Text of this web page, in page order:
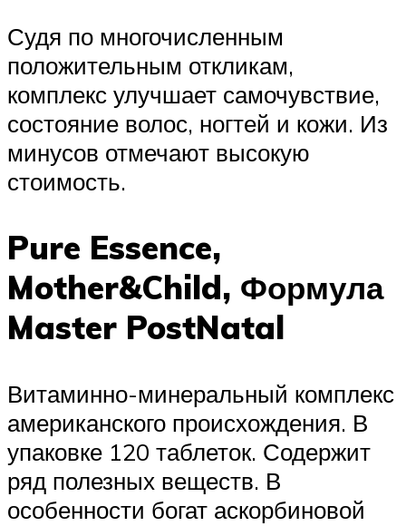
Судя по многочисленным
положительным откликам,
комплекс улучшает самочувствие,
состояние волос, ногтей и кожи. Из
минусов отмечают высокую
стоимость.
Pure Essence,
Mother&Child, Формула
Master PostNatal
Витаминно-минеральный комплекс
американского происхождения. В
упаковке 120 таблеток. Содержит
ряд полезных веществ. В
особенности богат аскорбиновой